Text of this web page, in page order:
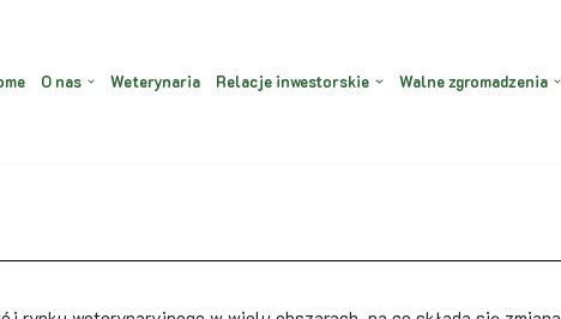
O nas Weterynaria Relacje inwestorskie Walne zgromadzenia